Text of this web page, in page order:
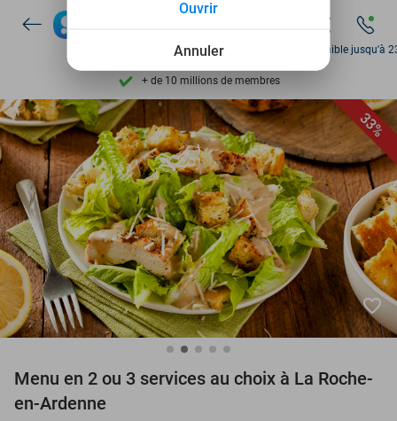
Découvrez + de 15.000 deals
Disponible 7 jours par semaine
+ de 10 millions de membres
9,4 basé sur205 869 avis
Découvrez + de 15.000 deals
Disponible 7 jours par semaine
+ de 10 millions de membres
Disponible jusqu'à
33%
favorite_border
Menu en 2 ou 3 services au choix à La Roche-
en-Ardenne
Annuler
Ouvrir